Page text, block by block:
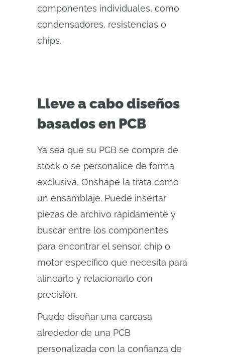
componentes individuales, como
condensadores, resistencias o
chips.
Lleve a cabo diseños
basados en PCB
Ya sea que su PCB se compre de
stock o se personalice de forma
exclusiva, Onshape la trata como
un ensamblaje. Puede insertar
piezas de archivo rápidamente y
buscar entre los componentes
para encontrar el sensor, chip o
motor específico que necesita para
alinearlo y relacionarlo con
precisión.
Puede diseñar una carcasa
alrededor de una PCB
personalizada con la confianza de